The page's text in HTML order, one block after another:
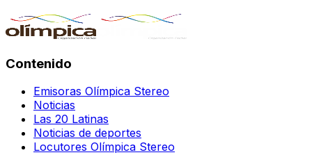
Contenido
Emisoras Olímpica Stereo
Noticias
Las 20 Latinas
Noticias de deportes
Locutores Olímpica Stereo